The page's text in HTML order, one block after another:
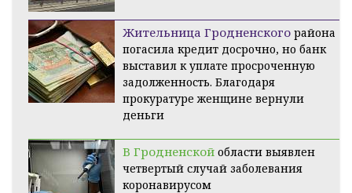
Жительница Гродненского района
погасила кредит досрочно, но банк
выставил к уплате просроченную
задолженность. Благодаря
прокуратуре женщине вернули
деньги
В Гродненской области выявлен
четвертый случай заболевания
коронавирусом